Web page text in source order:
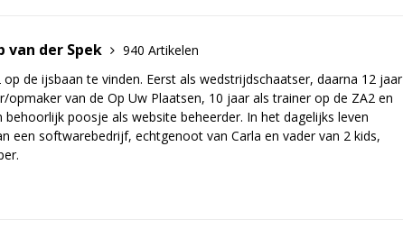
van der Spek
940 Artikelen
op de ijsbaan te vinden. Eerst als wedstrijdschaatser, daarna 12 jaar
opmaker van de Op Uw Plaatsen, 10 jaar als trainer op de ZA2 en
behoorlijk poosje als website beheerder. In het dagelijks leven
een softwarebedrijf, echtgenoot van Carla en vader van 2 kids,